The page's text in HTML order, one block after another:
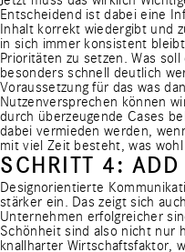
Entscheidend ist dabei eine
Inhalt korrekt wiedergibt und
in sich immer konsistent
Prioritäten zu setzen. Was
besonders schnell deutlich
Voraussetzung für das was
Nutzenversprechen können
durch überzeugende Cases
dabei vermieden werden,
mit viel Zeit besteht, was
SCHRITT 4: ADD
Designorientierte
stärker ein. Das zeigt sich
Unternehmen erfolgreicher
Schönheit sind also nicht nur
knallharter Wirtschaftsfaktor,